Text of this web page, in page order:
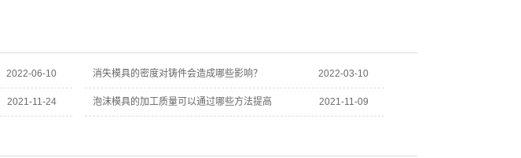
2022-06-10 2022-03-10
消失模具的密度对铸件会造成哪些影响？
2021-11-24 2021-11-09
泡沫模具的加工质量可以通过哪些方法提高